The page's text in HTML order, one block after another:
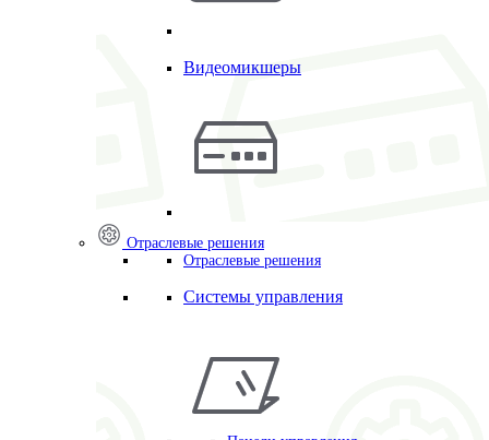
Видеомикшеры
Отраслевые решения
Отраслевые решения
Системы управления